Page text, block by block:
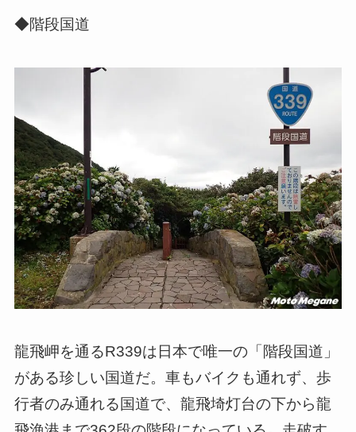
◆階段国道
龍飛岬を通るR339は日本で唯一の「階段国道」
がある珍しい国道だ。車もバイクも通れず、歩
行者のみ通れる国道で、龍飛埼灯台の下から龍